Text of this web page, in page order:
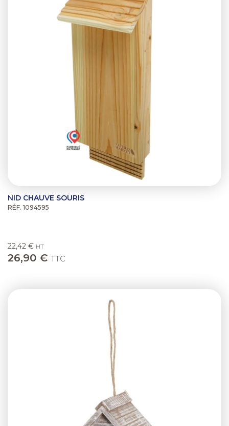
NID CHAUVE SOURIS
RÉF. 1094595
22,42 € HT
26,90 € TTC